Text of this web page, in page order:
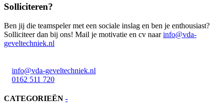
Solliciteren?
Ben jij die teamspeler met een sociale inslag en ben je enthousiast?
Solliciteer dan bij ons! Mail je motivatie en cv naarinfo@vda-
geveltechniek.nl
info@vda-geveltechniek.nl
0162 511 720
CATEGORIEËN -